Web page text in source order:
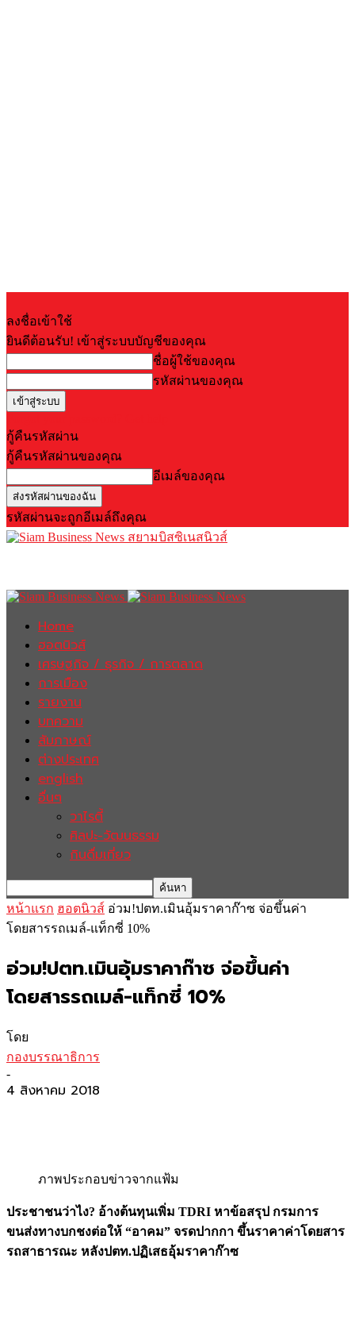
ลงชื่อเข้าใช้
ยินดีต้อนรับ! เข้าสู่ระบบบัญชีของคุณ
ชื่อผู้ใช้ของคุณ
รหัสผ่านของคุณ
กู้คืนรหัสผ่าน
กู้คืนรหัสผ่านของคุณ
อีเมล์ของคุณ
รหัสผ่านจะถูกอีเมล์ถึงคุณ
สยามบิสซิเนสนิวส์
Home
ฮอตนิวส์
เศรษฐกิจ / ธุรกิจ / การตลาด
การเมือง
รายงาน
บทความ
สัมภาษณ์
ต่างประเทศ
english
อื่นๆ
วาไรตี้
ศิลปะ-วัฒนธรรม
กินดื่มเที่ยว
หน้าแรก ฮอตนิวส์ อ่วม!ปตท.เมินอุ้มราคาก๊าซ จ่อขึ้นค่า
โดยสารรถเมล์-แท็กซี่ 10%
อ่วม!ปตท.เมินอุ้มราคาก๊าซ จ่อขึ้นค่า
โดยสารรถเมล์-แท็กซี่ 10%
โดย
กองบรรณาธิการ
-
4 สิงหาคม 2018
ภาพประกอบข่าวจากแฟ้ม
ประชาชนว่าไง? อ้างต้นทุนเพิ่ม TDRI หาข้อสรุป กรมการ
ขนส่งทางบกชงต่อให้ “อาคม” จรดปากกา ขึ้นราคาค่าโดยสาร
รถสาธารณะ หลังปตท.ปฏิเสธอุ้มราคาก๊าซ